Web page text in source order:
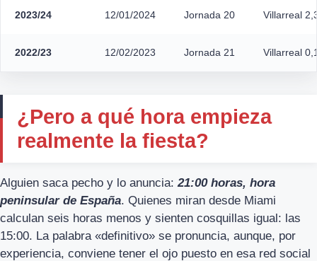
2023/24 12/01/2024 Jornada 20 Villarreal
2022/23 12/02/2023 Jornada 21 Villarreal
¿Pero a qué hora empieza
realmente la fiesta?
Alguien saca pecho y lo anuncia: 21:00 horas, hora
peninsular de España. Quienes miran desde Miami
calculan seis horas menos y sienten cosquillas igual: las
15:00. La palabra «definitivo» se pronuncia, aunque, por
experiencia, conviene tener el ojo puesto en esa red social